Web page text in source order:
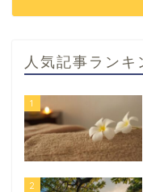
人気記事ランキ
1
2